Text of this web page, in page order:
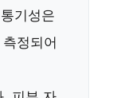
기성은
정되어